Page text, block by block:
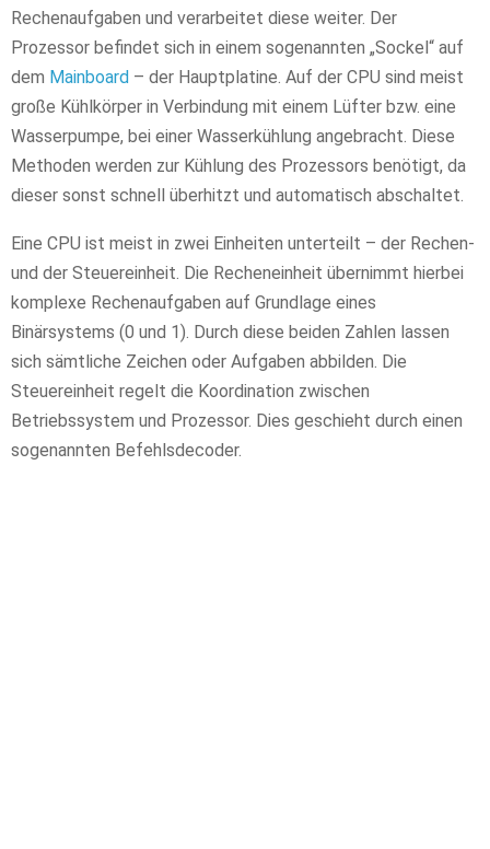
Rechenaufgaben und verarbeitet diese weiter. Der
Prozessor befindet sich in einem sogenannten „Sockel“ auf
dem Mainboard – der Hauptplatine. Auf der CPU sind meist
große Kühlkörper in Verbindung mit einem Lüfter bzw. eine
Wasserpumpe, bei einer Wasserkühlung angebracht. Diese
Methoden werden zur Kühlung des Prozessors benötigt, da
dieser sonst schnell überhitzt und automatisch abschaltet.
Eine CPU ist meist in zwei Einheiten unterteilt – der Rechen-
und der Steuereinheit. Die Recheneinheit übernimmt hierbei
komplexe Rechenaufgaben auf Grundlage eines
Binärsystems (0 und 1). Durch diese beiden Zahlen lassen
sich sämtliche Zeichen oder Aufgaben abbilden. Die
Steuereinheit regelt die Koordination zwischen
Betriebssystem und Prozessor. Dies geschieht durch einen
sogenannten Befehlsdecoder.